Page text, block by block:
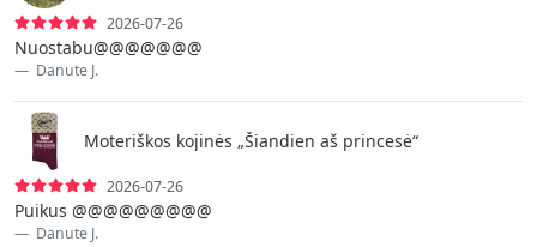
2026-07-26
Nuostabu@@@@@@@
Danute J.
Moteriškos kojinės „Šiandien aš princesė“
2026-07-26
Puikus @@@@@@@@@
Danute J.